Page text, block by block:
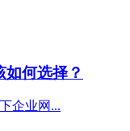
何选择？
企业网...